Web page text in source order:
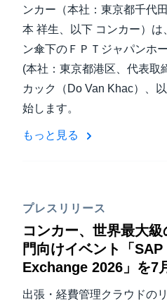
ンカー（本社：東京都千代
本 祥生、以下 コンカー）は
ン傘下のＦＰＴジャパンホ
(本社：東京都港区、代表取
カック（Do Van Khac）、
始します。
もっと見る
プレスリリース
コンカー、世界最大
門向けイベント「
Exchange 2026」を7
出張・経費管理クラウドの